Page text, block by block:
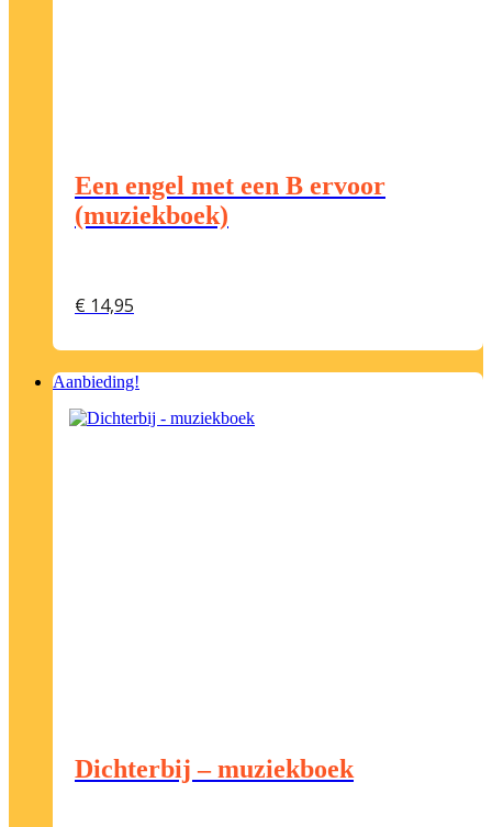
Een engel met een B ervoor
(muziekboek)
€ 14,95
Aanbieding!
Dichterbij – muziekboek